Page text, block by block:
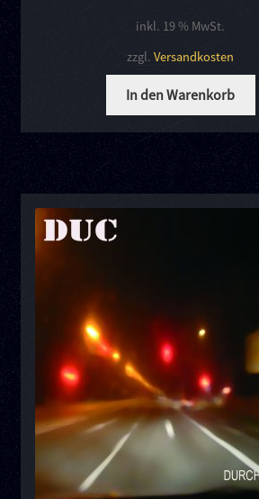
inkl. 19 % MwSt.
zzgl.Versandkosten
In den Warenkorb